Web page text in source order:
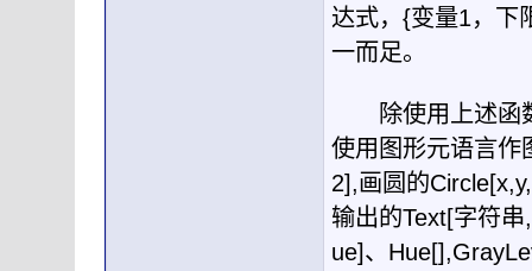
达式， {变量1，下
一而足。
除使用上述函
使用图形元语言作
2],画圆的
输出的Text[字符串,
ue]、